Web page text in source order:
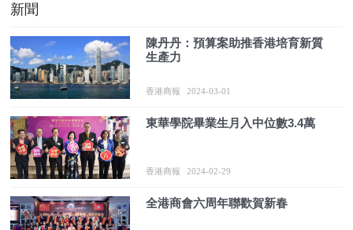
新聞
陳丹丹：預算案助推香港培育新質
生產力
香港商報 2024-03-01
東華學院畢業生月入中位數3.4萬
香港商報 2024-02-29
全港商會六周年聯歡賀新春